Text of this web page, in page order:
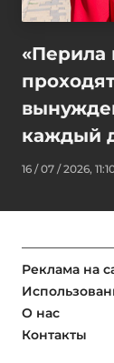
«Перила
каждый
16 / 07 / 2026,
Реклама на
О нас
Контакты